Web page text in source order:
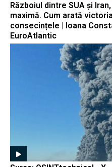
Războiul dintre SUA și
maximă. Cum arată
consecințele | Ioana
EuroAtlantic